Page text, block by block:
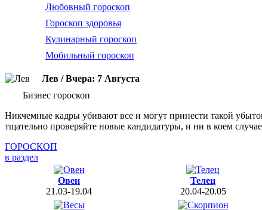
Любовный гороскоп
Гороскоп здоровья
Кулинарный гороскоп
Мобильный гороскоп
Лев / Вчера: 7 Августа
Бизнес гороскоп
Никчемные кадры убивают все и могут принести такой
тщательно проверяйте новые кандидатуры, и ни в коем
ГОРОСКОП
в раздел
Овен
21.03-19.04
Телец
20.04-20.05